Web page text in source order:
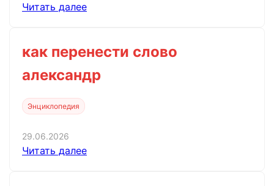
Читать далее
как перенести слово
александр
Энциклопедия
29.06.2026
Читать далее